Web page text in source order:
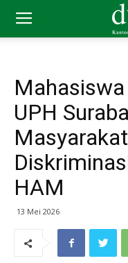
UPH
HAM
13 Mei 2026